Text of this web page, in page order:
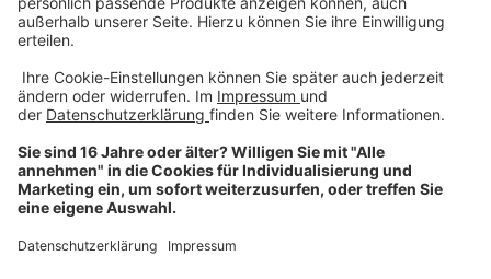
Über uns
Dehner Unternehmen
Jobs bei Dehner